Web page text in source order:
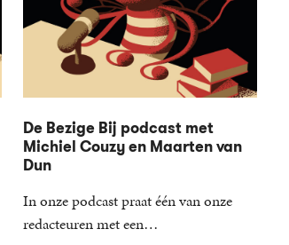
De Bezige Bij podcast met
Michiel Couzy en Maarten van
Dun
In onze podcast praat één van onze
redacteuren met een…